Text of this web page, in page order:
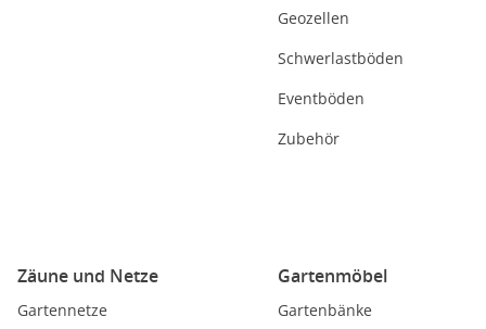
Geozellen
Schwerlastböden
Eventböden
Zubehör
Zäune und Netze
Gartennetze
Gartenmöbel
Gartenbänke